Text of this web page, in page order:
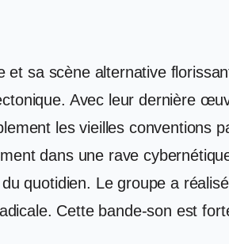
et sa scène alternative
Avec leur dernière
les vieilles conventions
dans une rave
quotidien. Le groupe a
Cette bande-son est